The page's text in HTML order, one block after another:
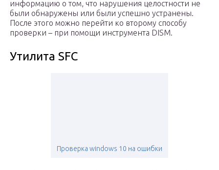
информацию о том, что нарушения целостности не
были обнаружены или были успешно устранены.
После этого можно перейти ко второму способу
проверки – при помощи инструмента DISM.
Утилита SFC
Проверка windows 10 на ошибки